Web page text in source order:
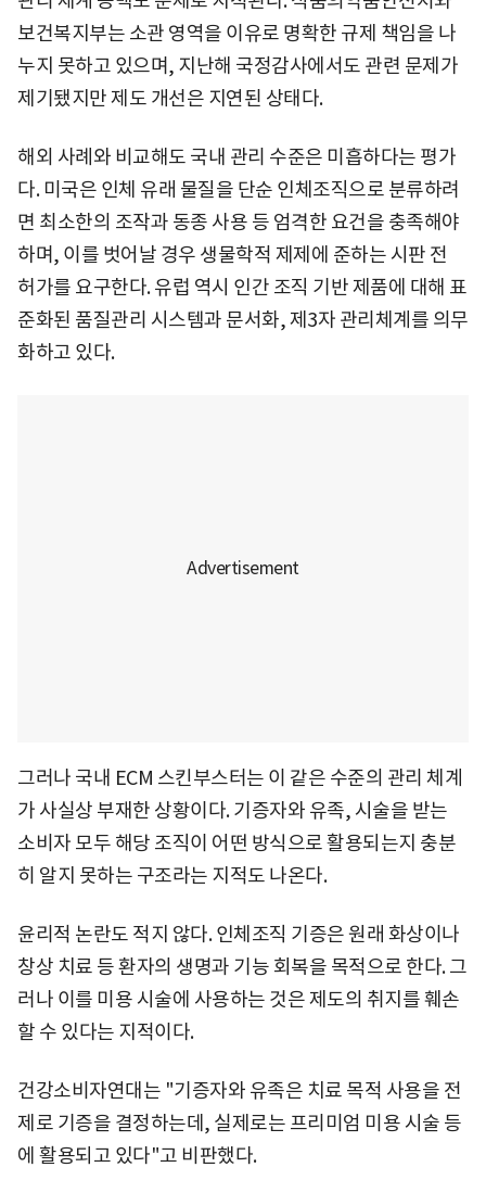
보건복지부는 소관 영역을 이유로 명확한 규제 책임을 나
누지 못하고 있으며, 지난해 국정감사에서도 관련 문제가
제기됐지만 제도 개선은 지연된 상태다.
해외 사례와 비교해도 국내 관리 수준은 미흡하다는 평가
다. 미국은 인체 유래 물질을 단순 인체조직으로 분류하려
면 최소한의 조작과 동종 사용 등 엄격한 요건을 충족해야
하며, 이를 벗어날 경우 생물학적 제제에 준하는 시판 전
허가를 요구한다. 유럽 역시 인간 조직 기반 제품에 대해 표
준화된 품질관리 시스템과 문서화, 제3자 관리체계를 의무
화하고 있다.
그러나 국내 ECM 스킨부스터는 이 같은 수준의 관리 체계
가 사실상 부재한 상황이다. 기증자와 유족, 시술을 받는
소비자 모두 해당 조직이 어떤 방식으로 활용되는지 충분
히 알지 못하는 구조라는 지적도 나온다.
윤리적 논란도 적지 않다. 인체조직 기증은 원래 화상이나
창상 치료 등 환자의 생명과 기능 회복을 목적으로 한다. 그
러나 이를 미용 시술에 사용하는 것은 제도의 취지를 훼손
할 수 있다는 지적이다.
건강소비자연대는 "기증자와 유족은 치료 목적 사용을 전
제로 기증을 결정하는데, 실제로는 프리미엄 미용 시술 등
에 활용되고 있다"고 비판했다.